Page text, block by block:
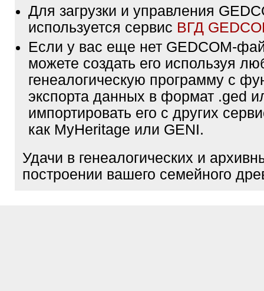
Для загрузки и управления
используется сервис ВГД
Если у вас еще нет GEDCOM-
можете создать его используя
генеалогическую программу с
экспорта данных в формат .ged
импортировать его с других
как MyHeritage или GENI.
Удачи в генеалогических и
построении вашего семейного